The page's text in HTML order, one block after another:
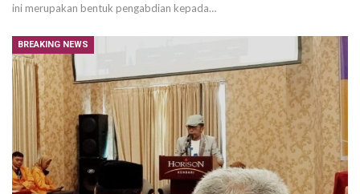
ini merupakan bentuk pengabdian kepada…
BREAKING NEWS